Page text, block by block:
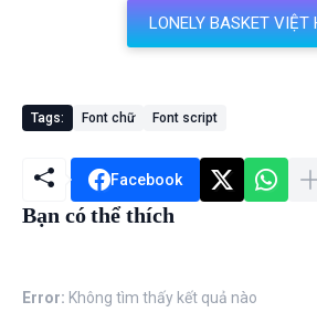
LONELY BASKET VIỆT
Tags: Font chữ Font script
Facebook
Bạn có thể thích
Error: Không tìm thấy kết quả nào